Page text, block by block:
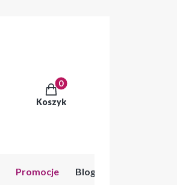
Produkty w koszyku: 0.
Koszyk
Promocje Blog